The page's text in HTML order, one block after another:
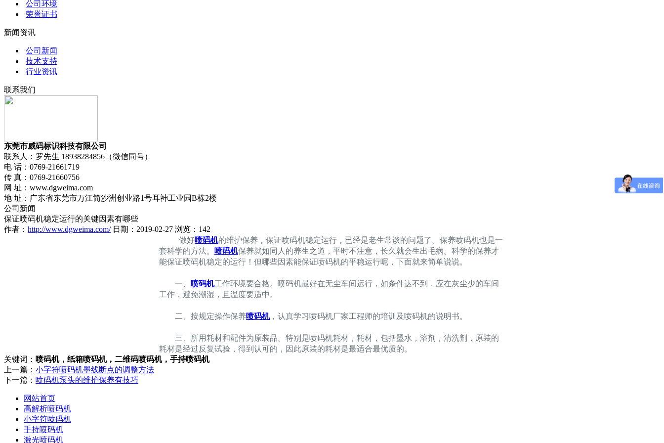
公司环境
荣誉证书
新闻资讯
公司新闻
技术支持
行业资讯
联系我们
东莞市威码标识科技有限公司
联系人：罗先生 18938284856（微信同号）
电 话：0769-21661719
传 真：0769-21660756
网 址：www.dgweima.com
地 址：广东省东莞市万江简沙洲创业路1号耳神工业园B栋2楼
公司新闻
保证喷码机稳定运行的关键因素有哪些
作者： http://www.dgweima.com/日期：2019-02-27 浏览：142
做好喷码机的维护保养，保证喷码机稳定运行，已经是老生常谈的问题了。保养喷码机也是一
套科学的方法。
喷码机保养就如同人的养生之道，平时不注意，长久就会生出毛病。科学的保养才
能保证喷码机稳定的运行！但哪些因素能保证喷码机的平稳运行呢，下面就来简单说说。
一、 喷码机工作环境要合格。喷码机最好在无尘车间运行，如条件达不到，应在灰尘少的车间
工作，避免潮湿，且温度要适中。
二、按规定操作保养喷码机，认真学习喷码机厂家工程师的培训及喷码机的说明书。
三、所用耗材和配件为原装品。特别是喷码机耗材，耗材，包括墨水，溶剂，清洗剂，原装的
耗材是经过反复试验，得到认可的，因此原装的耗材是最适合最优质的。
关键词： 喷码机，纸箱喷码机，二维码喷码机，手持喷码机
上一篇： 小字符喷码机墨线断点的调整方法
下一篇： 喷码机泵头的维护保养有技巧
网站首页
高解析喷码机
小字符喷码机
手持喷码机
激光喷码机